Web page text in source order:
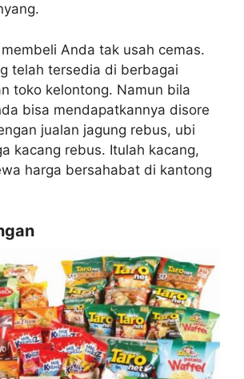
Anda tak usah cemas.
telah tersedia di berbagai
toko kelontong. Namun bila
bisa mendapatkannya disore
jualan jagung rebus, ubi
kacang rebus. Itulah kacang,
harga bersahabat di kantong